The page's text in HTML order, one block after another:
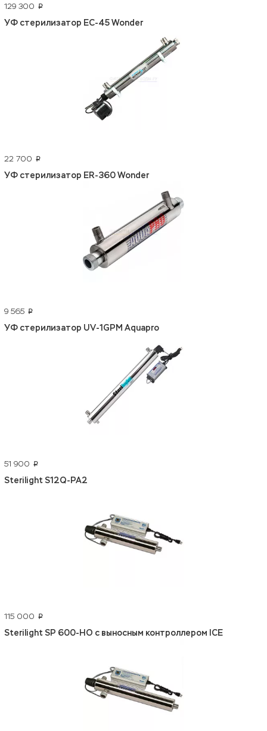
129 300 p
УФ стерилизатор EC-45 Wonder
22 700 p
УФ стерилизатор ER-360 Wonder
9 565 p
УФ стерилизатор UV-1GPM Aquapro
51 900 p
Sterilight S12Q-PA2
115 000 p
Sterilight SP 600-HO c выносным контроллером ICE